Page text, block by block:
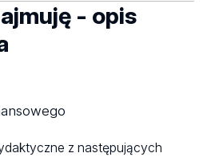
- opis
z następujących